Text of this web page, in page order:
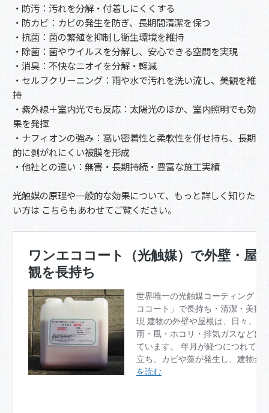
・防汚：汚れを分解・付着しにくくする
・防カビ：カビの発生を防ぎ、長期間清潔を保つ
・抗菌：菌の繁殖を抑制し衛生環境を維持
・除菌：菌やウイルスを分解し、安心できる空間を実現
・消臭：不快なニオイを分解・軽減
・セルフクリーニング：雨や水で汚れを洗い流し、美観を維
持
・紫外線＋室内光でも反応：太陽光のほか、室内照明でも効
果を発揮
・ナフィオンの強み：高い密着性と柔軟性を併せ持ち、長期
的に剥がれにくい被膜を形成
・他社との違い：無害・長期持続・豊富な施工実績
光触媒の原理や一般的な効果について、もっと詳しく知りた
い方は こちらもあわせてご覧ください。